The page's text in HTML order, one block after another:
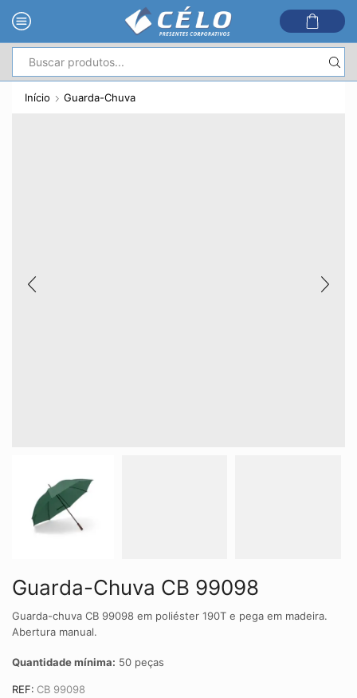
de
Início Guarda-Chuva
Guarda-Chuva CB 99098
Guarda-chuva CB 99098 em poliéster 190T e pega em madeira.
Abertura manual.
Quantidade mínima: 50 peças
REF: CB 99098